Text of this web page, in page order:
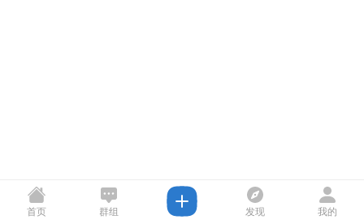
首页 群组 发现 我的